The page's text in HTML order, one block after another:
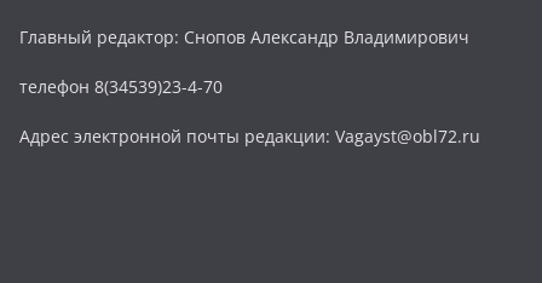
Главный редактор: Снопов Александр Владимирович
телефон 8(34539)23-4-70
Адрес электронной почты редакции: Vagayst@obl72.ru